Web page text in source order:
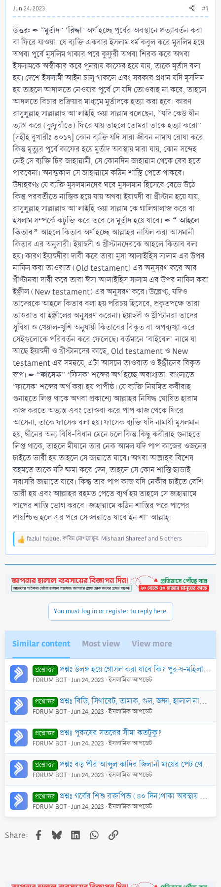
Jun 24, 2023 #1
উত্তর: ✒ “মুর্তাদ” ‘রিদ্দা’ অর্থ হচ্ছে পূর্বের অবস্থানে প্রত্যাবর্তন করা
বা ফিরে যাওয়া। যে ব্যক্তি একবার ইসলাম ধর্ম কবুল করে মুসলিম হয়ে
অথবা পূর্বে মুসলিম থাকার পরে কুফুরী অথবা শিরক করে অথবা
ইসলামকে অস্বীকার করে পুনরায় কাফের হয়ে যায়, তাকে মুর্তাদ বলা
হয়। দেশে ইসলামী আইন চালু থাকলে এবং সরকার প্রধান যদি মুসলিম
হয় তাহলে আদালতে নেওয়ার পূর্বে সে যদি তোওবাহ না করে, তাহলে
আদলতে বিচার প্রক্রিয়ার মাধ্যমে মুর্তাদকে হত্যা করা হবে। কারণ
রাসুলুল্লাহ সাল্লাল্লাহু আ’লাইহি ওয়া সাল্লাম বলেছেন, “যদি কেউ দ্বীন
ত্যাগ করে (কুফুরীতে) ফিরে যায় তাহলে তোমরা তাকে হত্যা করো”
[সহীহ বুখারীঃ ৩০১৭] কোন ব্যক্তি যদি সারা জীবন নামায রোযা করে
কিন্তু মৃত্যুর পূর্বে কাফের হয়ে মুর্তাদ অবস্থায় মারা যায়, কোন সন্দেহ
নেই সে ব্যক্তি চির জাহান্নামী, সে কোনদিন জাহান্নাম থেকে বের হতে
পারবেনা। অনন্তকাল সে জাহান্নামে কঠিন শাস্তি পেতে থাকবে।
উদাহরণঃ যে ব্যক্তি মুসলমানদের ঘরে মুসলমান হিসেবে বেড়ে উঠে
কিন্তু পরবর্তীতে নাস্তিক হয়ে যায় অথবা ইয়াহুদী বা খ্রীস্টান হয়ে যায়,
রাসুলুল্লাহ সাল্লাল্লাহু আ’লাইহি ওয়া সাল্লাম কে গালিগালাজ করে বা
ইসলাম সম্পর্কে কটুক্তি করে তবে সে মুর্তাদ হয়ে যাবে। ✒ “ আহলে
কিতাব ” আহলে কিতাব অর্থ হচ্ছে আল্লাহর নাযিল করা আসমানী
কিতাব এর অনুসারী। ইয়াহুদী ও খ্রীস্টানদেরকে আহলে কিতাব বলা
হয়। কারণ ইয়াহুদীরা দাবী করে তারা মুসা আলাইহিস সালাম এর উপর
নাযিল করা তাওরাত (Old testament) এর অনুসরণ করে আর
খ্রীস্টানরা দাবী করে তারা ঈসা আলাইহিস সালাম এর উপর নাযিল করা
ইঞ্জীল (New testament) এর অনুসরণ করে। উল্লেখ্য, যদিও
তাদেরকে আহলে কিতাব বলা হয় পরিচয় হিসেবে, প্রকৃতপক্ষে তারা
তাওরাত বা ইঞ্জীলের অনুসরণ করেনা। ইয়াহুদী ও খ্রীস্টানরা তাদের
সুবিধা ও খেয়াল-খুশি অনুযায়ী কিতাবের বিকৃত বা অপব্যখ্যা করে
সেইগুলোকে পরিবর্তন করে ফেলেছে। বর্তমানে ‘বাইবেল’ নামে যা
আছে ইয়াহুদী ও খ্রীস্টানদের কাছে, Old testament ও New
testament এর সমন্বয়ে, এটা আসলে তাওরাত ও ইঞ্জীলের বিকৃত
রূপ। ✒ “ফাসেক” ‘ফিসক’ শব্দের অর্থ হচ্ছে অবাধ্যতা। বাংলাতে
‘ফাসেক’ শব্দের অর্থ করা হয় পাপীষ্ঠ। যে ব্যক্তি নিয়মিত কবীরাহ
গুনাহতে লিপ্ত থাকে অথবা প্রকাশ্যে আল্লাহর নিষিদ্ধ ঘোষিত হারাম
কাজ করতে অভ্যস্ত এবং তোওবা করে পাপ কাজ থেকে ফিরে
আসেনা, তাকে ফাসেক বলা হয়। ফাসেক ব্যক্তি যদি নামাযী মুসলমান
হয়, দ্বীনের অন্য বিধি-বিধান মেনে চলে কিন্তু কিছু কবীরাহ গুনাহতে
লিপ্ত থাকে, তাহলে মীযানে তার নেক আমল যদি পাপ কাজের ওজনের
চাইতে ভারী হয় তাহলে সে জান্নাতে যাবে। অথবা আল্লাহর বিশেষ
রহমতে তাকে যদি ক্ষমা করে দেন, তাহলে সে কোন শাস্তি ছাড়াই
সরাসরি জান্নাতে যাবে। কিন্তু তার পাপ কাজ যদি নেকীর চাইতে বেশি
ভারী হয় এবং আল্লাহর রহমত পেতে ব্যর্থ হয় তাহলে সে জাহান্নামে
পাপের শাস্তি ভোগ করবে। জাহান্নামে কঠিন শাস্তির পরে পাপের
প্রায়শ্চিত্ত হলে এর পরে সে জান্নাতে যাবে ইন শা’ আল্লাহ্।
R
t
i
fazlul haque,করিম মোখলেছুর, Mishaari Shareefand 5 others
You must log in or register to reply here.
Similar content Most view View more
প্রশ্নোত্তর প্রশ্নঃ উলঙ্গ হয়ে গোসল করা যাবে কি? পুরুষ-মহিলা উলঙ্গ গোসলের ক্ষেত্রে ইসলাম কি বলে?
FORUM BOT Jun 24, 2023 ইসলামিক আপডেট
প্রশ্নোত্তর প্রশ্নঃ বিড়ি, সিগারেট, তামাক, গুল, জদ্দা, হালাল নাকি হারাম ?
FORUM BOT Jun 24, 2023 ইসলামিক আপডেট
প্রশ্নোত্তর প্রশ্নঃ পুরুষের সতরের সীমা কতটুকু?
FORUM BOT Jun 24, 2023 ইসলামিক আপডেট
প্রশ্নোত্তর প্রশ্নঃ বড় পীর আব্দুল কাদির জিলানী মায়ের পেট থেকে ১৮ পাড়া কোরআন মুখাস্থ করেছেন এর সত্যতা কতটুকু?
FORUM BOT Jun 24, 2023 ইসলামিক আপডেট
প্রশ্নোত্তর প্রশ্নঃ গর্বের শিশু রক্তপিন্ড (৪০ দিন)থাকা অবস্থায় যদি তাকে নষ্ট করে ফেলা হয় তাহলে কি প্রান হত্যার সমান গুনাহ হবে?
FORUM BOT Jun 24, 2023 ইসলামিক আপডেট
Share: Facebook
BlueskyLinkedInWhatsApp
Link